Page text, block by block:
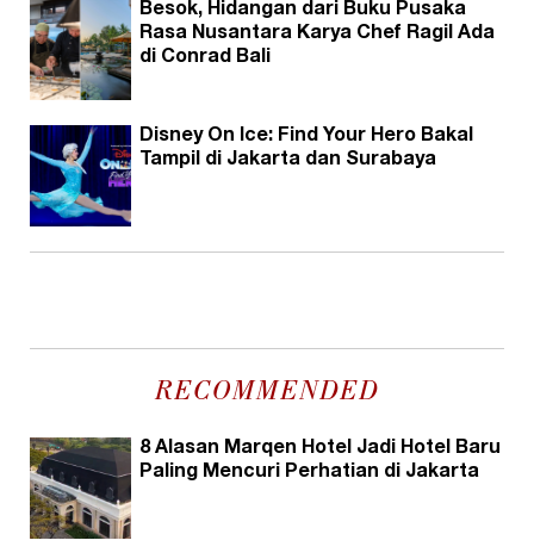
Besok, Hidangan dari Buku Pusaka
Rasa Nusantara Karya Chef Ragil Ada
di Conrad Bali
Disney On Ice: Find Your Hero Bakal
Tampil di Jakarta dan Surabaya
RECOMMENDED
8 Alasan Marqen Hotel Jadi Hotel Baru
Paling Mencuri Perhatian di Jakarta